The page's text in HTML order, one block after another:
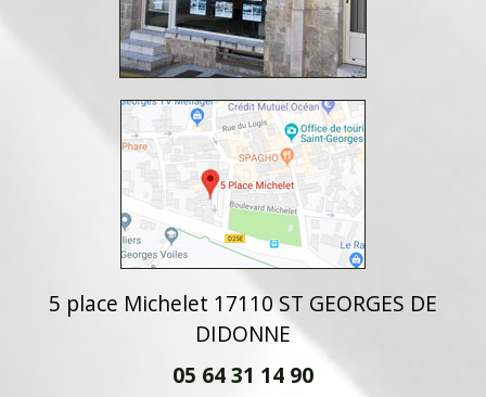
5 place Michelet 17110 ST GEORGES DE
DIDONNE
05 64 31 14 90